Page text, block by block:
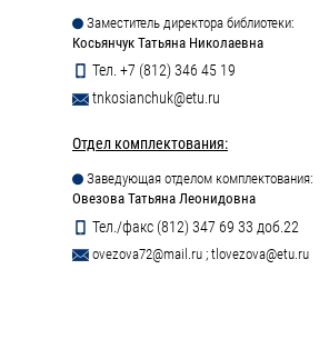
Заместитель директора библиотеки:
Косьянчук Татьяна Николаевна
Тел. +7 (812) 346 45 19
tnkosianchuk@etu.ru
Отдел комплектования:
Заведующая отделом комплектования:
Овезова Татьяна Леонидовна
Тел./факс (812) 347 69 33 доб.22
ovezova72@mail.ru ; tlovezova@etu.ru